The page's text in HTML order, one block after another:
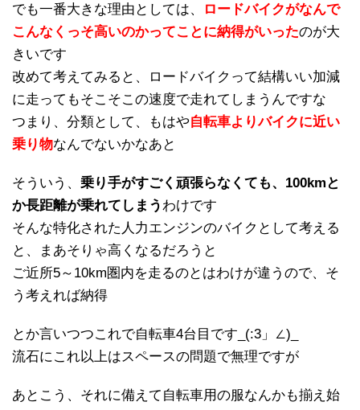
でも一番大きな理由としては、
ロードバイクがなんで
こんなくっそ高いのかってことに納得がいったのが大
きいです
改めて考えてみると、ロードバイクって結構いい加減
に走ってもそこそこの速度で走れてしまうんですな
つまり、分類として、もはや自転車よりバイクに近い
乗り物なんでないかなあと
そういう、 乗り手がすごく頑張らなくても、100kmと
か長距離が乗れてしまう わけです
そんな特化された人力エンジンのバイクとして考える
と、まあそりゃ高くなるだろうと
ご近所5～10km圏内を走るのとはわけが違うので、そ
う考えれば納得
とか言いつつこれで自転車4台目です_(:3」∠)_
流石にこれ以上はスペースの問題で無理ですが
あとこう、それに備えて自転車用の服なんかも揃え始